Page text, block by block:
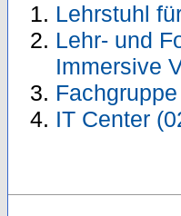
Lehrstuhl
Lehr- und
Immersive
IT Center